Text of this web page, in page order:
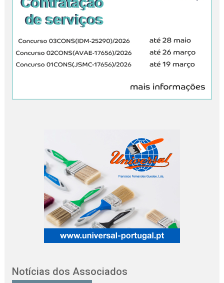
Notícias dos Associados